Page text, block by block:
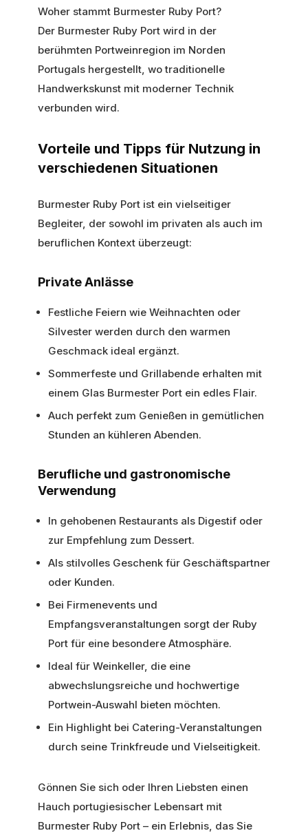
Woher stammt Burmester Ruby Port?
Der Burmester Ruby Port wird in der
berühmten Portweinregion im Norden
Portugals hergestellt, wo traditionelle
Handwerkskunst mit moderner Technik
verbunden wird.
Vorteile und Tipps für Nutzung in
verschiedenen Situationen
Burmester Ruby Port ist ein vielseitiger
Begleiter, der sowohl im privaten als auch im
beruflichen Kontext überzeugt:
Private Anlässe
Festliche Feiern wie Weihnachten oder
Silvester werden durch den warmen
Geschmack ideal ergänzt.
Sommerfeste und Grillabende erhalten mit
einem Glas Burmester Port ein edles Flair.
Auch perfekt zum Genießen in gemütlichen
Stunden an kühleren Abenden.
Berufliche und gastronomische
Verwendung
In gehobenen Restaurants als Digestif oder
zur Empfehlung zum Dessert.
Als stilvolles Geschenk für Geschäftspartner
oder Kunden.
Bei Firmenevents und
Empfangsveranstaltungen sorgt der Ruby
Port für eine besondere Atmosphäre.
Ideal für Weinkeller, die eine
abwechslungsreiche und hochwertige
Portwein-Auswahl bieten möchten.
Ein Highlight bei Catering-Veranstaltungen
durch seine Trinkfreude und Vielseitigkeit.
Gönnen Sie sich oder Ihren Liebsten einen
Hauch portugiesischer Lebensart mit
Burmester Ruby Port – ein Erlebnis, das Sie